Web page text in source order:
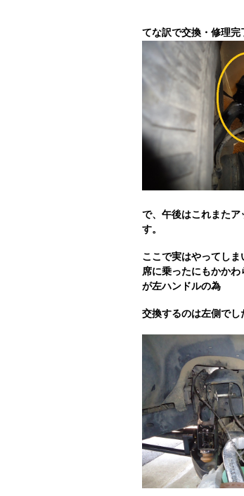
てな訳で交換・修理完
で、午後はこれまた
す。
ここで実はやってし
席に乗ったにもかか
が左ハンドルの為
交換するのは左側で